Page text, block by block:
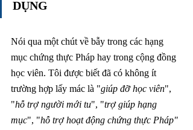
DỤNG
Nói qua một chút về bẫy trong các hạng
mục chứng thực Pháp hay trong cộng đồng
học viên. Tôi được biết đã có không ít
trường hợp lấy mác là "giúp đỡ học viên",
"hỗ trợ người mới tu", "trợ giúp hạng
mục", "hỗ trợ hoạt động chứng thực Pháp"